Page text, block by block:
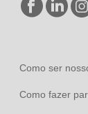
Como ser
Como fazer